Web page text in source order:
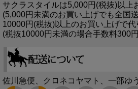
サクラスタイルは5,000円(税抜)以上
(5,000円未満のお買い上げでも全国
10000円(税抜)以上のお買い上げで代
(税抜10000円未満の場合手数料300
佐川急便、クロネコヤマト、一部ゆ